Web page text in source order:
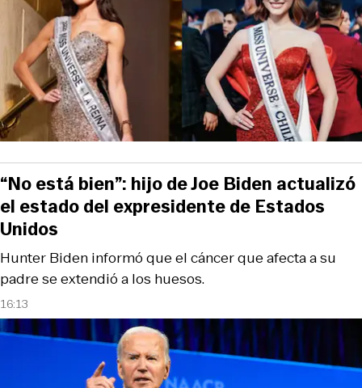
16:13
Hunter Biden informó que el cáncer que afecta a su
padre se extendió a los huesos.
“No está bien”: hijo de Joe Biden actualizó
el estado del expresidente de Estados
Unidos